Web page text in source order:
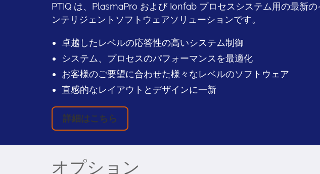
PTIQ は、PlasmaPro および Ionfab プロセスシステム用の最新の
ンテリジェントソフトウェアソリューションです。
卓越したレベルの応答性の高いシステム制御
システム、プロセスのパフォーマンスを最適化
お客様のご要望に合わせた様々なレベルのソフトウェア
直感的なレイアウトとデザインに一新
詳細はこちら
オプション